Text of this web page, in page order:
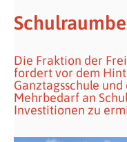
Die Fraktion der
fordert vor dem
Ganztagsschule
Mehrbedarf an
Investitionen zu